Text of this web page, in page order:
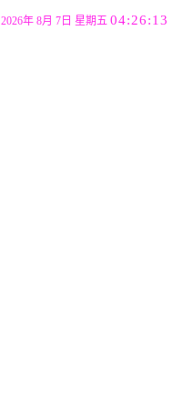
2026年 8月 7日 星期五 04:26:13